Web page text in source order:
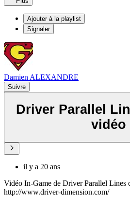
Ajouter à la playlist
Signaler
Damien ALEXANDRE
Suivre
Driver Parallel
vidéo
il y a 20 ans
Vidéo In-Game de Driver Parallel Lines
http://www.driver-dimension.com/